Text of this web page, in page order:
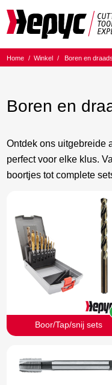
Home / Winkel / Boren en
Boren en
Ontdek ons uitgebreide
perfect voor elke klus.
boortjes tot complete
Boor/Tap/snij sets